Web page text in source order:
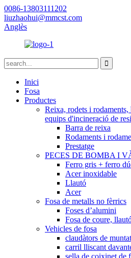
0086-13803111202
liuzhaohui@mmcst.com
Anglès
Inici
Fosa
Productes
Reixa, rodets i
equips d'incineració de
Barra de reixa
Rodaments i
Prestatge
PECES DE BOMBA I
Ferro gris + ferro
Acer inoxidable
Llautó
Acer
Fosa de metalls no fèrrics
Foses d’alumini
Fosa de coure,
Vehicles de fosa
claudàtors de
carril lliscant
sella de coixinet de